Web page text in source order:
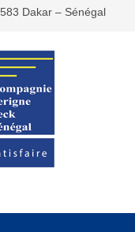
Dakar – Sénégal